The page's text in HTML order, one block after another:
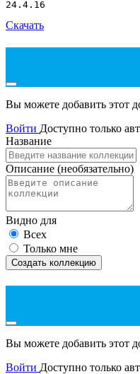
Скачать
Вы можете добавить этот
Войти Доступно только
Название
Описание (необязательно)
Видно для
Всех
Только мне
Создать коллекцию
Вы можете добавить этот
Войти Доступно только